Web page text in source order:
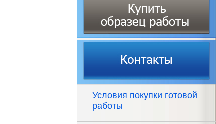
Условия покупки готовой
работы